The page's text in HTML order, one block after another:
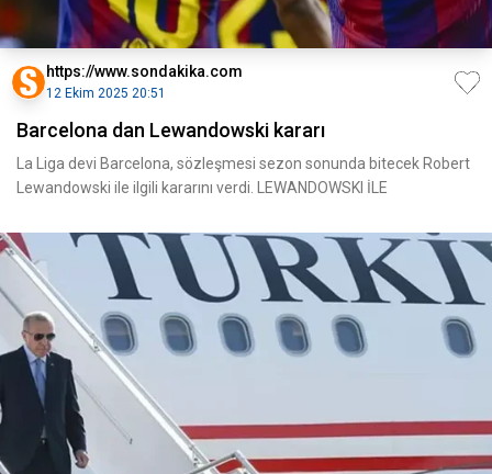
https://www.sondakika.com
12 Ekim 2025 20:51
Barcelona dan Lewandowski kararı
La Liga devi Barcelona, sözleşmesi sezon sonunda bitecek Robert
Lewandowski ile ilgili kararını verdi. LEWANDOWSKI İLE